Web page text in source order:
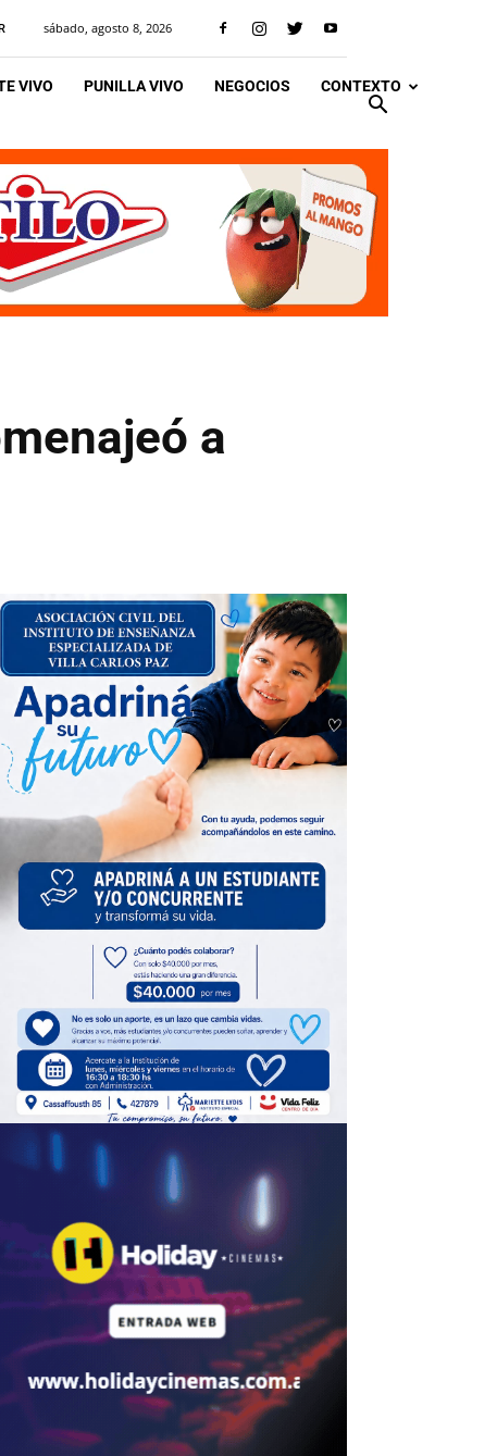
sábado, agosto 8, 2026
VIVO PUNILLA VIVO NEGOCIOS CONTEXTO
a